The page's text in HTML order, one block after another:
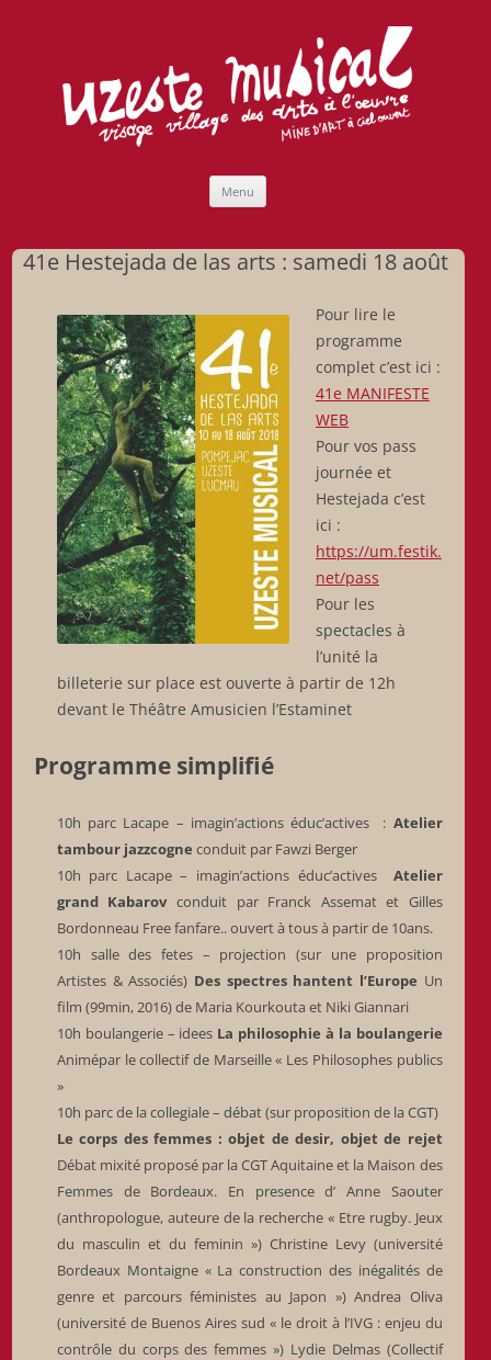
Menu
41e Hestejada de las arts : samedi 18 août
Pour lire le
programme
complet c’est ici :
41e MANIFESTE
WEB
Pour vos pass
journée et
Hestejada c’est
ici :
https://um.festik.
net/pass
Pour les
spectacles à
l’unité la
billeterie sur place est ouverte à partir de 12h
devant le Théâtre Amusicien l’Estaminet
Programme simplifié
10h parc Lacape – imagin’actions éduc’actives : Atelier
tambour jazzcogne conduit par Fawzi Berger
10h parc Lacape – imagin’actions éduc’actives Atelier
grand Kabarov conduit par Franck Assemat et Gilles
Bordonneau Free fanfare.. ouvert à tous à partir de 10ans.
10h salle des fetes – projection (sur une proposition
Artistes & Associés) Des spectres hantent l’Europe Un
film (99min, 2016) de Maria Kourkouta et Niki Giannari
10h boulangerie – idees La philosophie à la boulangerie
Animépar le collectif de Marseille « Les Philosophes publics
»
10h parc de la collegiale – débat (sur proposition de la CGT)
Le corps des femmes : objet de desir, objet de rejet
Débat mixité proposé par la CGT Aquitaine et la Maison des
Femmes de Bordeaux. En presence d’ Anne Saouter
(anthropologue, auteure de la recherche « Etre rugby. Jeux
du masculin et du feminin ») Christine Levy (université
Bordeaux Montaigne « La construction des inégalités de
genre et parcours féministes au Japon ») Andrea Oliva
(université de Buenos Aires sud « le droit à l’IVG : enjeu du
contrôle du corps des femmes ») Lydie Delmas (Collectif